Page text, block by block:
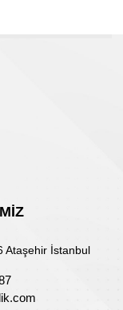
Ataşehir İstanbul